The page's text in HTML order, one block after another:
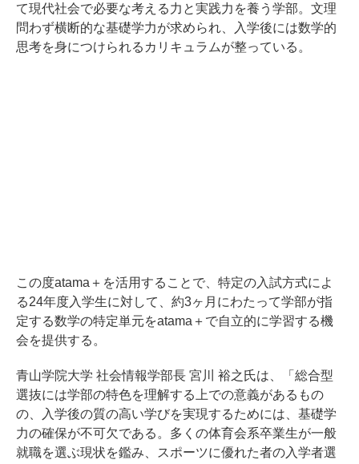
て現代社会で必要な考える力と実践力を養う学部。文理
問わず横断的な基礎学力が求められ、入学後には数学的
思考を身につけられるカリキュラムが整っている。
この度atama＋を活用することで、特定の入試方式によ
る24年度入学生に対して、約3ヶ月にわたって学部が指
定する数学の特定単元をatama＋で自立的に学習する機
会を提供する。
青山学院大学 社会情報学部長 宮川 裕之氏は、「総合型
選抜には学部の特色を理解する上での意義があるもの
の、入学後の質の高い学びを実現するためには、基礎学
力の確保が不可欠である。多くの体育会系卒業生が一般
就職を選ぶ現状を鑑み、スポーツに優れた者の入学者選